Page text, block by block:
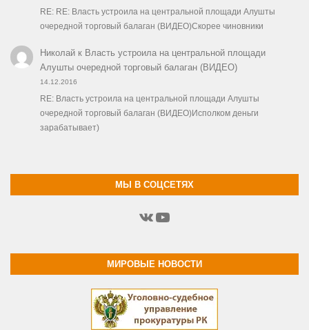
RE: RE: Власть устроила на центральной площади Алушты
очередной торговый балаган (ВИДЕО)Скорее чиновники
Николайк Власть устроила на центральной площади
Алушты очередной торговый балаган (ВИДЕО)
14.12.2016
RE: Власть устроила на центральной площади Алушты
очередной торговый балаган (ВИДЕО)Исполком деньги
зарабатывает)
МЫ В СОЦСЕТЯХ
ВКонтакте
YouTube
МИРОВЫЕ НОВОСТИ